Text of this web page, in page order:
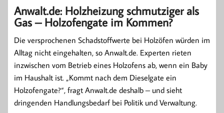
Anwalt.de: Holzheizung schmutziger als
Gas – Holzofengate im Kommen?
Die versprochenen Schadstoffwerte bei Holzöfen würden im
Alltag nicht eingehalten, so Anwalt.de. Experten rieten
inzwischen vom Betrieb eines Holzofens ab, wenn ein Baby
im Haushalt ist. „Kommt nach dem Dieselgate ein
Holzofengate?“, fragt Anwalt.de deshalb – und sieht
dringenden Handlungsbedarf bei Politik und Verwaltung.